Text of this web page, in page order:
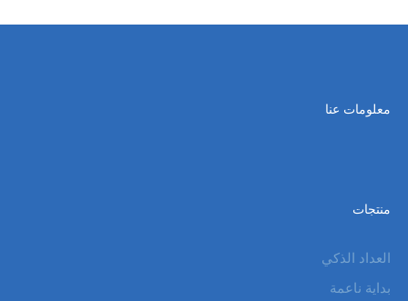
معلومات عنا
منتجات
العداد الذكي
بداية ناعمة